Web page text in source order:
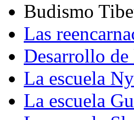
Budismo
Las
Desarrollo de
La escuela
La escuela